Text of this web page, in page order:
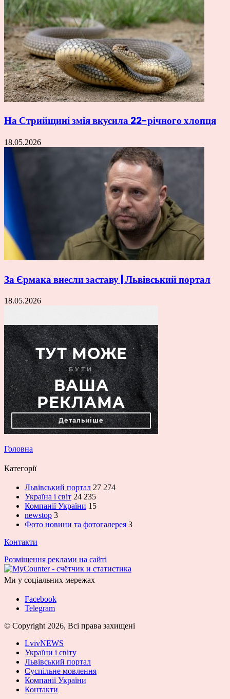
На Стрийщині змія вкусила 22-річного хлопця
18.05.2026
За Єрмака внесли заставу | Львівський портал
18.05.2026
Головна
Категорії
Львівський портал 27 274
Україна і світ 24 235
Компанії України 15
newstop 3
Фото новини та фотогалерея 3
Контакти
Розміщення реклами на сайті
Ми у соціальних мережах
Facebook
Telegram
© Copyright 2026, Всі права захищені
LvivNEWS
України і світу
Львівський портал
Суспільне мовлення
Компанії України
Контакти